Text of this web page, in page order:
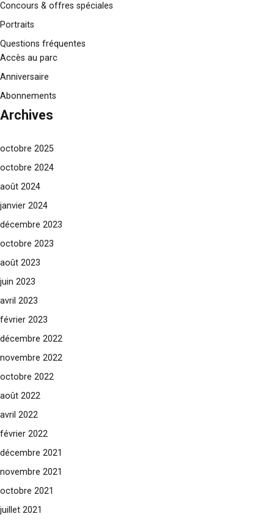
Concours & offres spéciales
Portraits
Questions fréquentes
Accès au parc
Anniversaire
Abonnements
Archives
octobre 2025
octobre 2024
août 2024
janvier 2024
décembre 2023
octobre 2023
août 2023
juin 2023
avril 2023
février 2023
décembre 2022
novembre 2022
octobre 2022
août 2022
avril 2022
février 2022
décembre 2021
novembre 2021
octobre 2021
juillet 2021